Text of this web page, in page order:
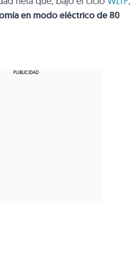
en modo eléctrico de 80